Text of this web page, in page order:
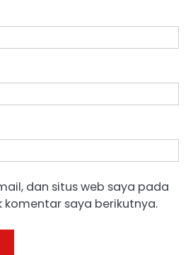
dan situs web saya pada
saya berikutnya.